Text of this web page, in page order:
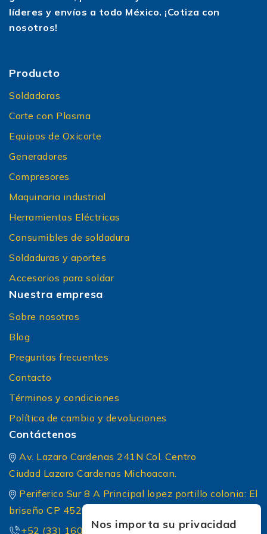
líderes y envíos a todo México. ¡Cotiza con
nosotros!
Producto
Soldadoras
Corte con Plasma
Equipos de Oxicorte
Generadores
Compresores
Maquinaria industrial
Herramientas Eléctricas
Consumibles de soldadura
Soldaduras y aportes
Accesorios para soldar
Nuestra empresa
Sobre nosotros
Blog
Preguntas frecuentes
Contacto
Términos y condiciones
Política de cambio y devoluciones
Contáctenos
Av. Lazaro Cardenas 241N Col. Centro
Ciudad Lazaro Cardenas Michoacan.
Periferico Sur 8 A Principal lopez portillo colonia: El
briseño CP 45236 Zapopan Jalisco
+52 (33) 1604 5032Nos importa su privacidad